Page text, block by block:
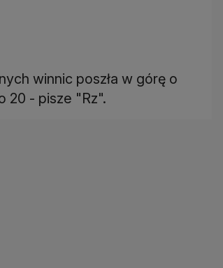
winnic poszła w górę o
20 - pisze "Rz".